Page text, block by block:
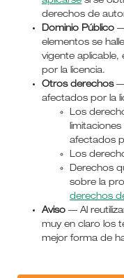
derechos de
Dominio Público—
elementos se
vigente aplicable,
por la licencia.
Otros derechos—
afectados por la
Los
afectados
Los
Derechos
sobre la
derechos
Aviso— Al
muy en claro los
mejor forma de